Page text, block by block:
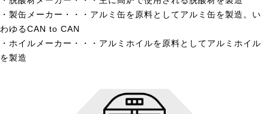
・製缶メーカー・・・アルミ缶を原料としてアルミ缶を製造。い
わゆるCAN to CAN
・ホイルメーカー・・・アルミホイルを原料としてアルミホイル
を製造